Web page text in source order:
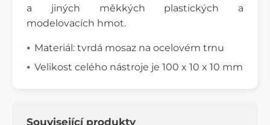
a jiných měkkých plastických a
modelovacích hmot.
Materiál: tvrdá mosaz na ocelovém trnu
Velikost celého nástroje je 100 x 10 x 10 mm
Související produkty